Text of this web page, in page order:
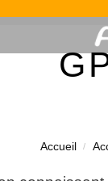
Accueil /